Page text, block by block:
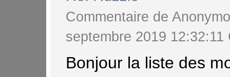
Commentaire de
septembre 2019
Bonjour la liste des